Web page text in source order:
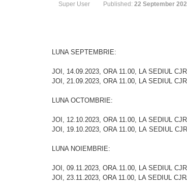
Super User Published: 22 September
LUNA SEPTEMBRIE:
JOI, 14.09.2023, ORA 11.00, LA SEDIUL
JOI, 21.09.2023, ORA 11.00, LA SEDIUL
LUNA OCTOMBRIE:
JOI, 12.10.2023, ORA 11.00, LA SEDIUL
JOI, 19.10.2023, ORA 11.00, LA SEDIUL
LUNA NOIEMBRIE:
JOI, 09.11.2023, ORA.11.00, LA SEDIUL
JOI, 23.11.2023, ORA 11.00, LA SEDIUL